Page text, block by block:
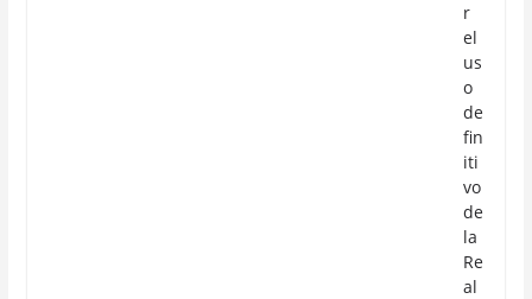
r
el
us
o
de
fin
iti
vo
de
la
Re
al